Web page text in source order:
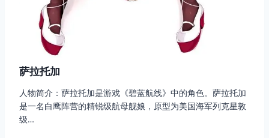
萨拉托加
人物简介：萨拉托加是游戏《碧蓝航线》中的角色。萨拉托加
是一名白鹰阵营的精锐级航母舰娘，原型为美国海军列克星敦
级…